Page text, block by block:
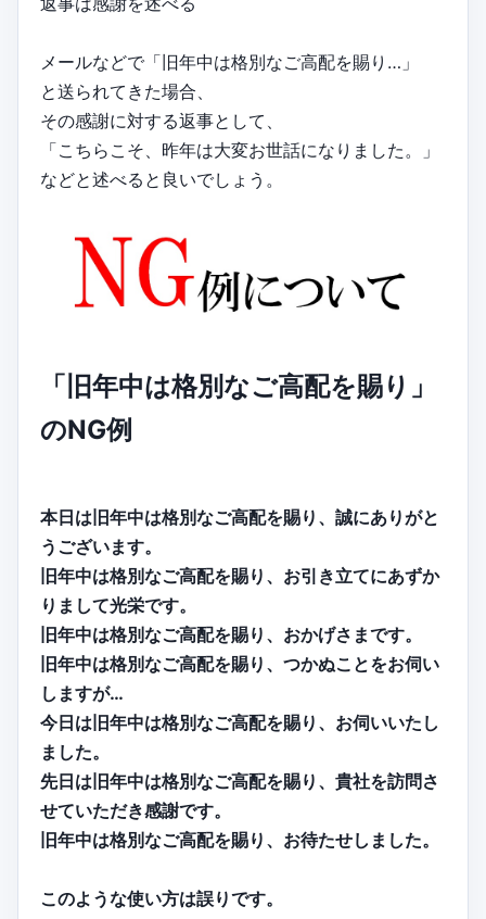
メールなどで「旧年中は格別なご高配を賜り…」
と送られてきた場合、
その感謝に対する返事として、
「こちらこそ、昨年は大変お世話になりました。」
などと述べると良いでしょう。
「旧年中は格別なご高配を賜り」
のNG例
本日は旧年中は格別なご高配を賜り、誠にありがと
うございます。
旧年中は格別なご高配を賜り、お引き立てにあずか
りまして光栄です。
旧年中は格別なご高配を賜り、おかげさまです。
旧年中は格別なご高配を賜り、つかぬことをお伺い
しますが…
今日は旧年中は格別なご高配を賜り、お伺いいたし
ました。
先日は旧年中は格別なご高配を賜り、貴社を訪問さ
せていただき感謝です。
旧年中は格別なご高配を賜り、お待たせしました。
このような使い方は誤りです。